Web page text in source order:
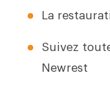
La
Suivez
Newrest